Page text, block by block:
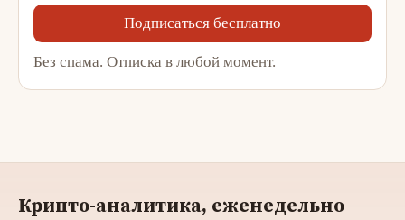
Подписаться бесплатно
Без спама. Отписка в любой момент.
Крипто-аналитика, еженедельно